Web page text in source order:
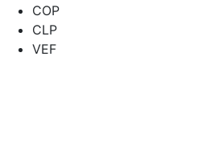
COP
CLP
VEF